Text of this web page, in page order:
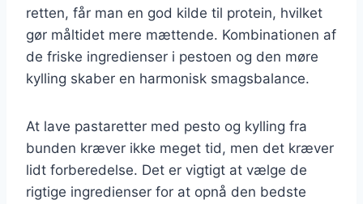
retten, får man en god kilde til protein, hvilket
gør måltidet mere mættende. Kombinationen af
de friske ingredienser i pestoen og den møre
kylling skaber en harmonisk smagsbalance.
At lave pastaretter med pesto og kylling fra
bunden kræver ikke meget tid, men det kræver
lidt forberedelse. Det er vigtigt at vælge de
rigtige ingredienser for at opnå den bedste